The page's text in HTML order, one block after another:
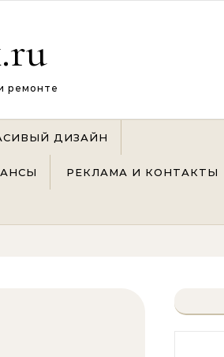
ремонте
ДИЗАЙН
РЕКЛАМА И КОНТАКТЫ